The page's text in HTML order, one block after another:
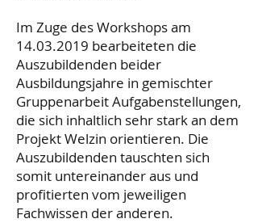
Im Zuge des Workshops am
14.03.2019 bearbeiteten die
Auszubildenden beider
Ausbildungsjahre in gemischter
Gruppenarbeit Aufgabenstellungen,
die sich inhaltlich sehr stark an dem
Projekt Welzin orientieren. Die
Auszubildenden tauschten sich
somit untereinander aus und
profitierten vom jeweiligen
Fachwissen der anderen.